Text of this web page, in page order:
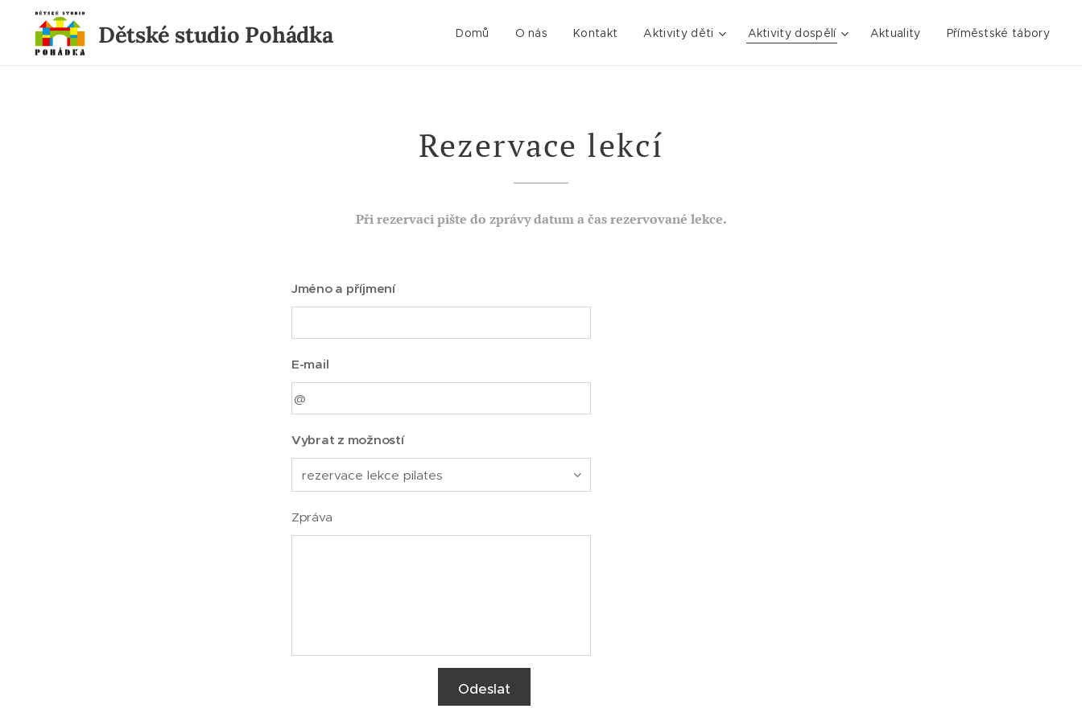
Dětské studio Pohádka Domů O nás Kontakt Aktivity děti Aktivity dospělí Aktuality Příměstské tábory
Rezervace lekcí
Při rezervaci pište do zprávy datum a čas rezervované lekce.
Jméno a příjmení
E-mail
Vybrat z možností
Zpráva
Odeslat